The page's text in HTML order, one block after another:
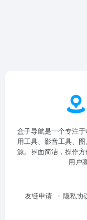
盒子导航是一个专注
用工具、影音工具、
源。界面简洁，操作
用户
友链申请 隐私协